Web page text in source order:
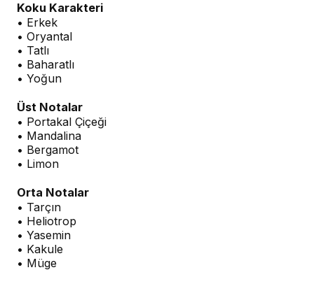
Koku Karakteri
• Erkek
• Oryantal
• Tatlı
• Baharatlı
• Yoğun
Üst Notalar
• Portakal Çiçeği
• Mandalina
• Bergamot
• Limon
Orta Notalar
• Tarçın
• Heliotrop
• Yasemin
• Kakule
• Müge